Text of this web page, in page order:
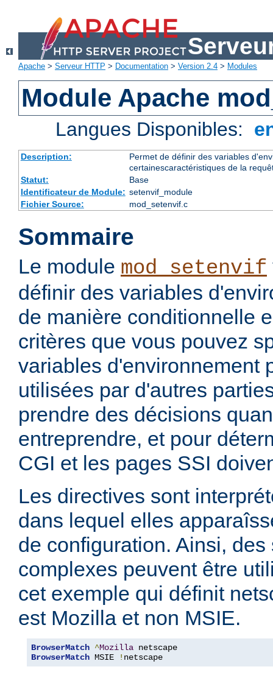
Apache > Serveur HTTP > Documentation > Version 2.4 > Modules
Module Apache
Langues Disponibles:
Description:
Permet de définir des variables
certainescaractéristiques de la
Statut:
Base
Identificateur de Module: setenvif_module
Fichier Source:
mod_setenvif.c
Sommaire
Le module mod_setenvif
définir des variables
de manière conditionnelle
critères que vous pouvez
variables d'environnement
utilisées par d'autres
prendre des décisions
entreprendre, et pour
CGI et les pages SSI
Les directives sont
dans lequel elles
de configuration. Ainsi,
complexes peuvent être
cet exemple qui définit
est Mozilla et non MSIE.
BrowserMatch ^Mozilla
BrowserMatch MSIE ! netscape